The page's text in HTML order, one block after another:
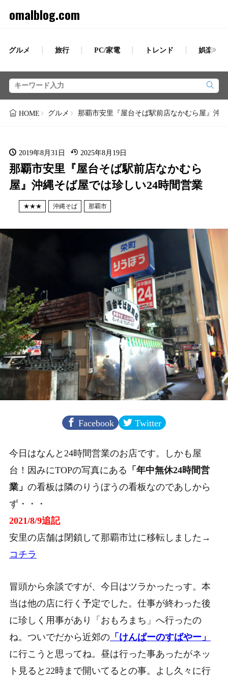
omalblog.com
グルメ 旅行 PC/家電 トレンド 娯楽
HOME グルメ 那覇市安里『屋台そば駅前店なかむら屋』沖
2019年8月31日 2025年8月19日
那覇市安里『屋台そば駅前店なかむら
屋』沖縄そば屋では珍しい24時間営業
★★★ 沖縄そば 那覇市
Facebook Twitter
今日はなんと24時間営業のお店です。しかも屋
台！因みにTOPの写真にある 「年中無休24時間営
業」 の看板は隣のりうぼうの看板なのであしから
ず・・・
2021/8/9追記
安里の店舗は閉鎖して那覇市辻に移転しました→
コチラ
冒頭から余談ですが、今日はツラかったっす。本
当は他の店に行く予定でした。仕事が終わった後
に珍しく用事があり「おもろまち」へ行ったの
ね。ついでだから近郊の「けんぱーのすばやー」
に行こうと思ってね。昼は行った事あったがネッ
ト見ると22時まで開いてるとの事。よし久々に行